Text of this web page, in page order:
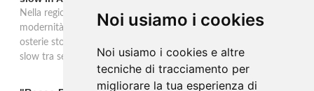
Noi usiamo i cookies
Noi usiamo i cookies e altre
tecniche di tracciamento per
migliorare la tua esperienza di
Nella regione di Lana in Alto Adige tradizione contadina e
modernità si fondono in un'esperienza autentica. Törggelen nelle
osterie storiche, vini da antiche tradizioni vitivinicole e vacanze
slow tra sentieri delle rogge e produttori locali.